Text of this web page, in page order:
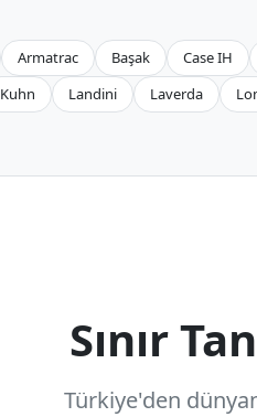
Armatrac Başak Case IH
Kuhn Landini Laverda
Sınır
Türkiye'den